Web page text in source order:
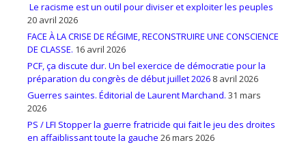
Le racisme est un outil pour diviser et exploiter les peuples
20 avril 2026
FACE À LA CRISE DE RÉGIME, RECONSTRUIRE UNE CONSCIENCE
DE CLASSE. 16 avril 2026
PCF, ça discute dur. Un bel exercice de démocratie pour la
préparation du congrès de début juillet 2026 8 avril 2026
Guerres saintes. Éditorial de Laurent Marchand. 31 mars
2026
PS / LFI Stopper la guerre fratricide qui fait le jeu des droites
en affaiblissant toute la gauche 26 mars 2026